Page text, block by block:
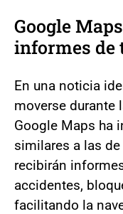
Google
informes de
En una noticia
moverse durante
Google Maps ha
similares a las
recibirán
accidentes,
facilitando la